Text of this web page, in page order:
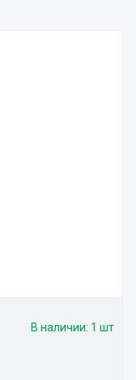
В наличии: 1 шт